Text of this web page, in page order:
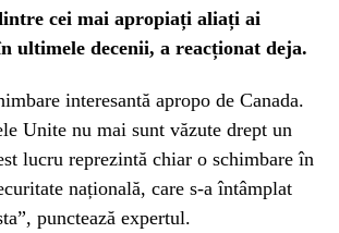
cei mai apropiați aliați ai
ultimele decenii, a reacționat deja.
interesantă apropo de Canada.
Unite nu mai sunt văzute drept un
lucru reprezintă chiar o schimbare în
națională, care s-a întâmplat
punctează expertul.